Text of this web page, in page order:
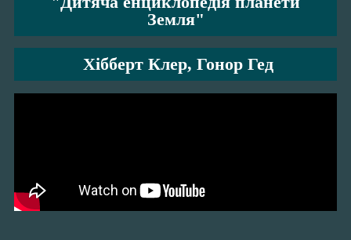
Земля"
Хібберт Клер, Гонор Гед